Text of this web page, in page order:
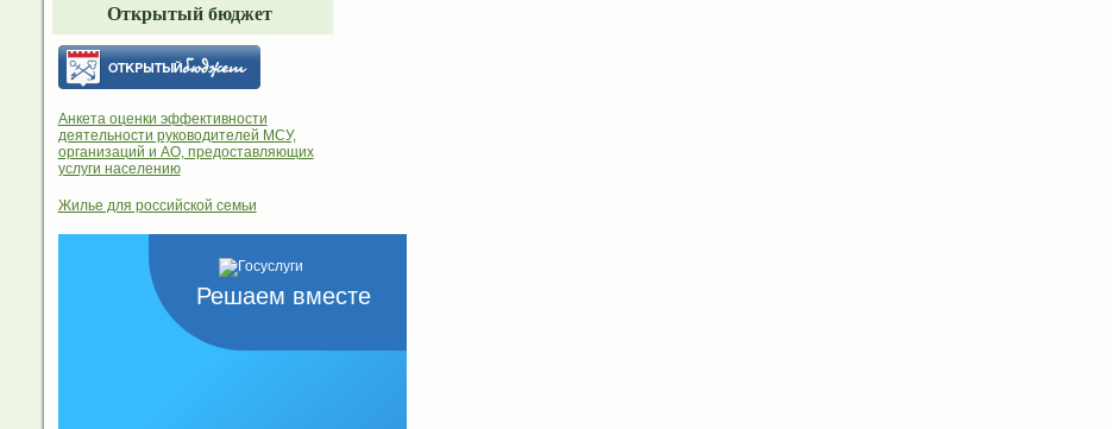
Открытый бюджет
Анкета оценки эффективности
деятельности руководителей МСУ,
организаций и АО, предоставляющих
услуги населению
Жилье для российской семьи
Решаем вместе